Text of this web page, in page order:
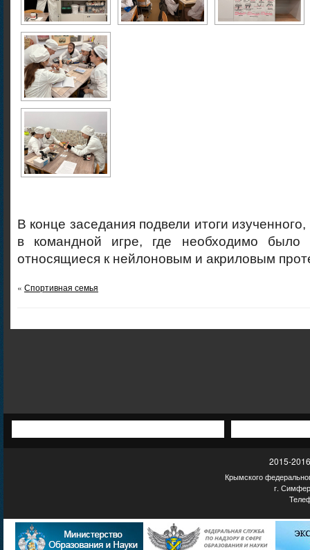
В конце заседания подвели итоги
в командной игре, где необходимо было
относящиеся к нейлоновым и акриловым
« Спортивная семья
2015-
Крымского
г.